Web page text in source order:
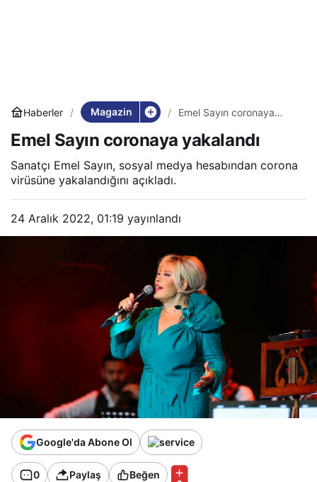
Haberler Magazin
Emel Sayın coronaya
Emel Sayın coronaya yakalandı
Sanatçı Emel Sayın, sosyal medya hesabından corona
virüsüne yakalandığını açıkladı.
24 Aralık 2022, 01:19 yayınlandı
Google'da Abone Ol
0 Paylaş Beğen